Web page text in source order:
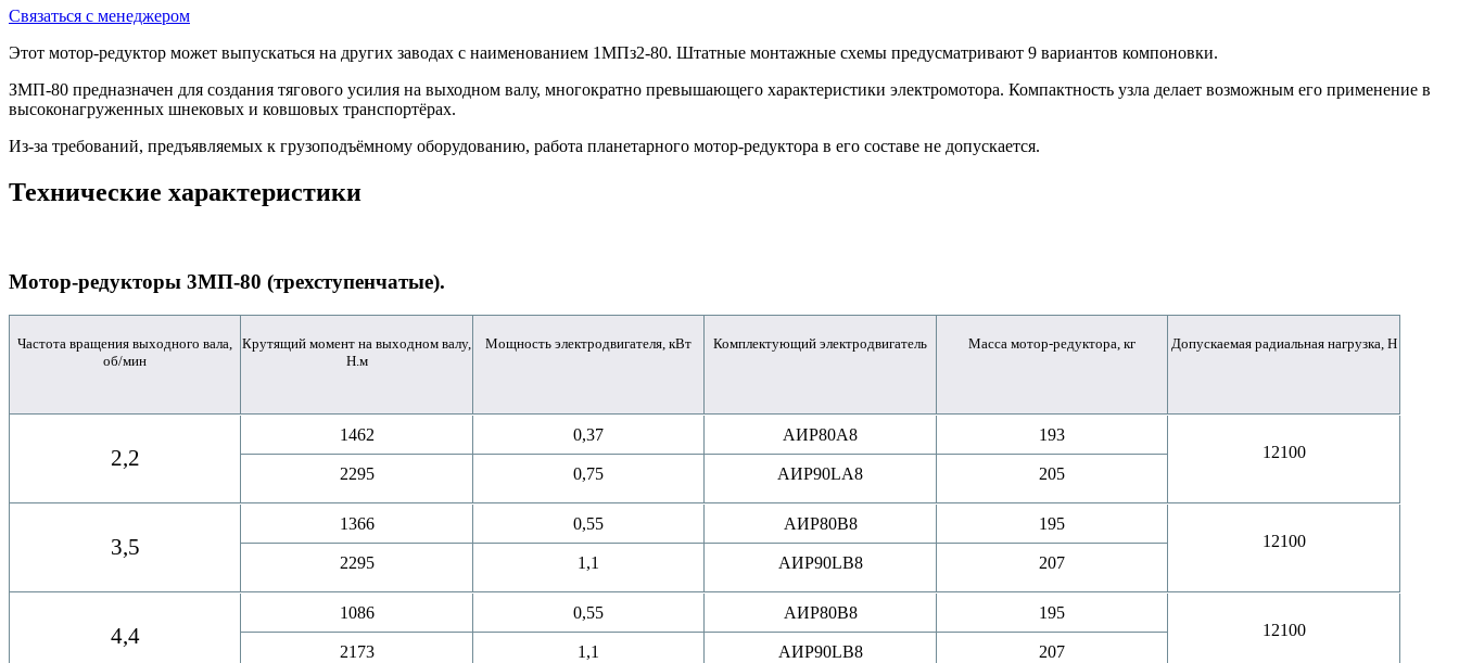
Связаться с менеджером
Этот мотор-редуктор может выпускаться на других заводах с наименованием 1МПз2-80. Штатные монтажные схемы предусматривают 9 вариантов компоновки.
ЗМП-80 предназначен для создания тягового усилия на выходном валу, многократно превышающего характеристики электромотора. Компактность узла делает возможным его применение в
высоконагруженных шнековых и ковшовых транспортёрах.
Из-за требований, предъявляемых к грузоподъёмному оборудованию, работа планетарного мотор-редуктора в его составе не допускается.
Технические характеристики
Мотор-редукторы 3МП-80 (трехступенчатые).
Частота вращения выходного вала,
об/мин
Крутящий момент на выходном валу,
Н.м
Мощность электродвигателя, кВт Комплектующий электродвигатель Масса мотор-редуктора, кг Допускаемая радиальная нагрузка, Н
2,2
1462
2295
0,37
0,75
АИР80A8
АИР90LA8
193
205
12100
3,5
1366
2295
0,55
1,1
АИР80B8
АИР90LB8
195
207
12100
4,4
1086
2173
0,55
1,1
АИР80B8
АИР90LB8
195
207
12100